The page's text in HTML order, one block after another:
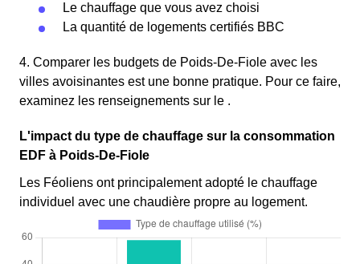
Le chauffage que vous avez choisi
La quantité de logements certifiés BBC
4. Comparer les budgets de Poids-De-Fiole avec les
villes avoisinantes est une bonne pratique. Pour ce faire,
examinez les renseignements sur le .
L'impact du type de chauffage sur la consommation
EDF à Poids-De-Fiole
Les Féoliens ont principalement adopté le chauffage
individuel avec une chaudière propre au logement.